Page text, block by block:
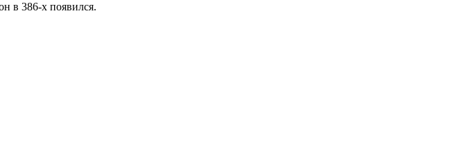
в 386-х появился.